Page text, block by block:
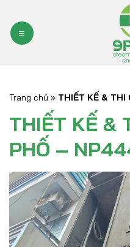
qua
nội
Trang chủ » THIẾT KẾ & THI
THIẾT KẾ &
PHỐ –